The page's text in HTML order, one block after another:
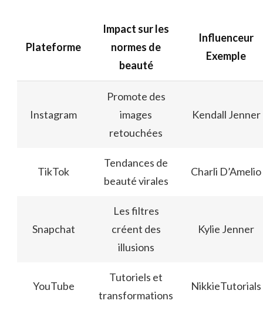
Plateforme
Impact sur les
normes de
beauté
Influenceur
Exemple
Instagram
Promote des
images
retouchées
Kendall Jenner
TikTok
Tendances de
beauté virales
Charli D’Amelio
Snapchat
Les filtres
créent des
illusions
Kylie Jenner
YouTube
Tutoriels et
transformations
NikkieTutorials